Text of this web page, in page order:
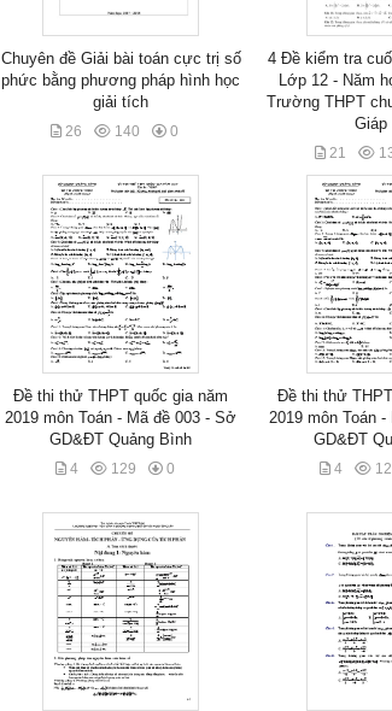
Chuyên đề Giải bài toán cực trị số
phức bằng phương pháp hình học
giải tích
26 140 0
4 Đề kiểm tra
Lớp 12 - Năm
Trường THPT
Giáp
21
Đề thi thử THPT quốc gia năm
2019 môn Toán - Mã đề 003 - Sở
GD&ĐT Quảng Bình
4 129 0
Đề thi thử
2019 môn Toán
GD&ĐT
4